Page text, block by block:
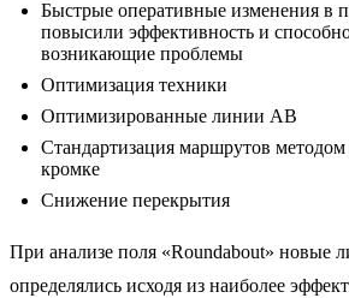
Быстрые оперативные изменения в
повысили эффективность и
возникающие проблемы
Оптимизация техники
Оптимизированные линии AB
Стандартизация маршрутов
кромке
Снижение перекрытия
При анализе поля «Roundabout» новые
определялись исходя из наиболее